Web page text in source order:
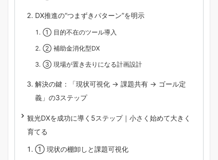
DX推進の“つまずきパターン”を明示
① 目的不在のツール導入
② 補助金消化型DX
③ 現場が置き去りになる計画設計
解決の鍵：「現状可視化 → 課題共有 → ゴール定
義」の3ステップ
観光DXを成功に導く5ステップ｜小さく始めて大きく
育てる
① 現状の棚卸しと課題可視化